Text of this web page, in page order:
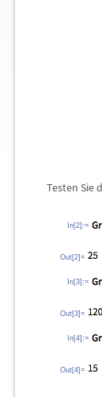
Testen Sie
In[2]:=
Out[2]=
In[3]:=
Out[3]=
In[4]:=
Out[4]=